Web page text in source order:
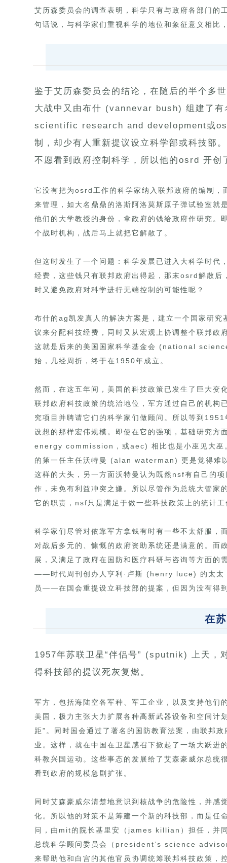
艾历森委员会的调查表明，科学只有与政府各部门的
句话说，与科学家们重视科学的地位和象征意义相比
鉴于艾历森委员会的结论，在随后的半个多
大战中又由布什 (vannevar bush) 组建了
scientific research and development或
制，却少有人重新提议设立科学部或科技部
不愿看到政府控制科学，所以他的osrd 开创
它没有把为osrd工作的科学家纳入联邦政府的编制
来管理，如大名鼎鼎的洛斯阿洛莫斯原子弹试验室就
他们的大学教授的身份，拿政府的钱给政府作研究
个战时机构，战后马上就把它解散了。
但这时发生了一个问题：科学发展已进入大科学时代
经费，这些钱只有联邦政府出得起，那末osrd解散
时又避免政府对科学进行无端控制的可能性呢？
布什的ag凯发真人的解决方案是，建立一个国家研
议来分配科技经费，同时又从宏观上协调整个联邦政
这就是后来的美国国家科学基金会 (national
始，几经周折，终于在1950年成立。
然而，在这五年间，美国的科技政策已发生了巨大变
联邦政府科技政策的统治地位，军方通过自己的机构
究项目并聘请它们的科学家们做顾问。所以等到
设想的那样宏伟规模。即使在它的强项，基础研究
energy commission，或aec) 相比也是小巫见大巫
的第一任主任沃特曼 (alan waterman) 更是觉得难
这样的大头，另一方面沃特曼认为既然nsf有自己的
作，未免有利益冲突之嫌。所以尽管作为总统大管
它的职责，nsf只是满足于做一些科技政策上的统计
科学家们尽管对依靠军方拿钱有时有一些不太舒服，
对战后多元的、慷慨的政府资助系统还是满意的。而
展，又满足了政府在国防和医疗科研与咨询等方面的
——时代周刊创办人亨利·卢斯 (henry luce) 的太太
员——在国会重提设立科技部的提案，但因为没有得
在
1957年苏联卫星“伴侣号” (sputnik) 上天，
得科技部的提议死灰复燃。
军方，包括海陆空各军种、军工企业，以及支持他们
美国，极力主张大力扩展各种高新武器设备和空间计
距”。同时国会通过了著名的国防教育法案，由联邦
业。这样，就在中国在卫星感召下掀起了一场大跃进
科教兴国运动。这些事态的发展给了艾森豪威尔总统
看到政府的规模急剧扩张。
同时艾森豪威尔清楚地意识到核战争的危险性，并感
化。所以他的对策不是筹建一个新的科技部，而是任
问，由mit的院长基里安（james killian）担任，并
总统科学顾问委员会（president’s science
来帮助他和白宫的其他官员协调统筹联邦科技政策，